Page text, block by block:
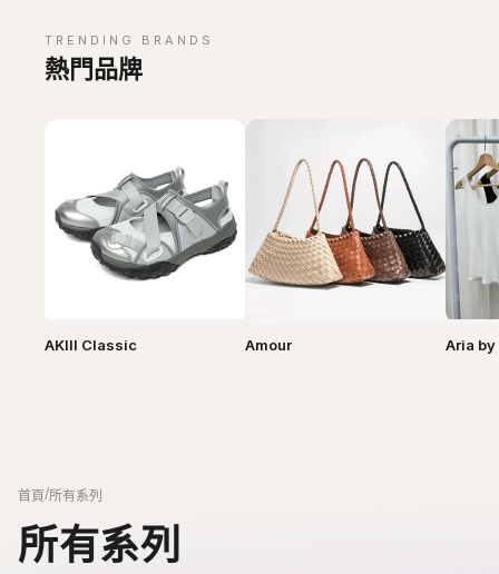
TRENDING BRANDS
熱門品牌
AKIII Classic Amour Aria
首頁/所有系列
所有系列